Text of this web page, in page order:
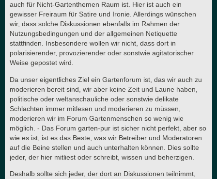
auch für Nicht-Gartenthemen Raum ist. Hier ist auch ein
gewisser Freiraum für Satire und Ironie. Allerdings wünschen
wir, dass solche Diskussionen ebenfalls im Rahmen der
Nutzungsbedingungen und der allgemeinen Netiquette
stattfinden. Insbesondere wollen wir nicht, dass dort in
polarisierender, provozierender oder sonstwie agitatorischer
Weise gepostet wird.
Da unser eigentliches Ziel ein Gartenforum ist, das wir auch zu
moderieren bereit sind, wir aber keine Zeit und Laune haben,
politische oder weltanschauliche oder sonstwie delikate
Schlachten immer mitlesen und moderieren zu müssen,
moderieren wir im Forum Gartenmenschen so wenig wie
möglich. - Das Forum garten-pur ist sicher nicht perfekt, aber so
wie es ist, ist es das Beste, was wir Betreiber und Moderatoren
auf die Beine stellen und auch unterhalten können. Dies sollte
jeder, der hier mitliest oder schreibt, wissen und beherzigen.
Deshalb sollte sich jeder, der dort an Diskussionen teilnimmt,